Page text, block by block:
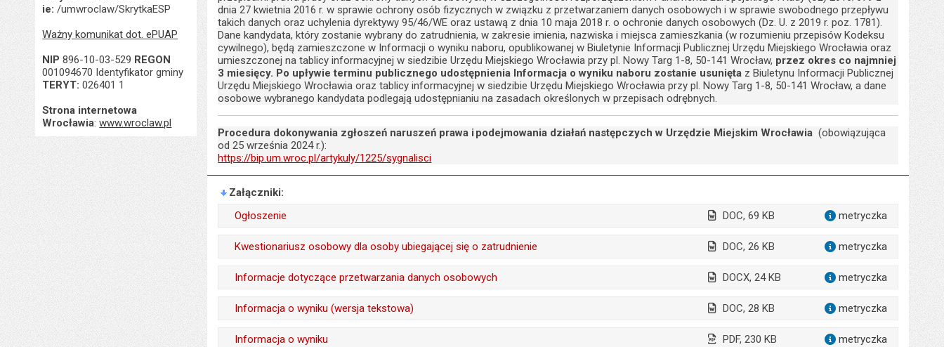
ie: /umwroclaw/SkrytkaESP
Ważny komunikat dot. ePUAP
NIP 896-10-03-529 REGON
001094670 Identyfikator gminy
TERYT: 026401 1
Strona internetowa
Wrocławia:www.wroclaw.pl
dnia 27 kwietnia 2016 r. w sprawie ochrony osób fizycznych w związku z przetwarzaniem danych osobowych i w sprawie swobodnego przepływu
takich danych oraz uchylenia dyrektywy 95/46/WE oraz ustawą z dnia 10 maja 2018 r. o ochronie danych osobowych (Dz. U. z 2019 r. poz. 1781).
Dane kandydata, który zostanie wybrany do zatrudnienia, w zakresie imienia, nazwiska i miejsca zamieszkania (w rozumieniu przepisów Kodeksu
cywilnego), będą zamieszczone w Informacji o wyniku naboru, opublikowanej w Biuletynie Informacji Publicznej Urzędu Miejskiego Wrocławia oraz
umieszczonej na tablicy informacyjnej w siedzibie Urzędu Miejskiego Wrocławia przy pl. Nowy Targ 1-8, 50-141 Wrocław, przez okres co najmniej
3 miesięcy. Po upływie terminu publicznego udostępnienia Informacja o wyniku naboru zostanie usunięta z Biuletynu Informacji Publicznej
Urzędu Miejskiego Wrocławia oraz tablicy informacyjnej w siedzibie Urzędu Miejskiego Wrocławia przy pl. Nowy Targ 1-8, 50-141 Wrocław, a dane
osobowe wybranego kandydata podlegają udostępnianiu na zasadach określonych w przepisach odrębnych.
Procedura dokonywania zgłoszeń naruszeń prawa i podejmowania działań następczych w Urzędzie Miejskim Wrocławia(obowiązująca
od 25 września 2024 r.):
https://bip.um.wroc.pl/artykuly/1225/sygnalisci
Załączniki
Ogłoszenie
DOC, 69 KB metryczka
Wytworzył:
Monika Drobyszewska, Marta Kalicińska
Opublikował w BIP:
Przemysław Dziewięcki
Data opublikowania:
Liczba pobrań:
Kwestionariusz osobowy dla osoby ubiegającej się o zatrudnienie DOC, 26 KB metryczka
Wytworzył:
Alicja Bogusz
Opublikował w BIP:
Data opublikowania:
Informacje dotyczące przetwarzania danych osobowych DOCX, 24 KB metryczka
Odpowiedzialny za treść:
Informacja o wyniku (wersja tekstowa) DOC, 28 KB metryczka
Wytworzył:
Informacja o wyniku PDF, 230 KB metryczka